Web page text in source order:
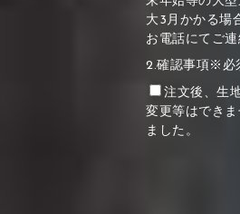
大3月かかる場
お電話にてご連
2.確認事項※必
注文後、生
変更等はでき
ました。